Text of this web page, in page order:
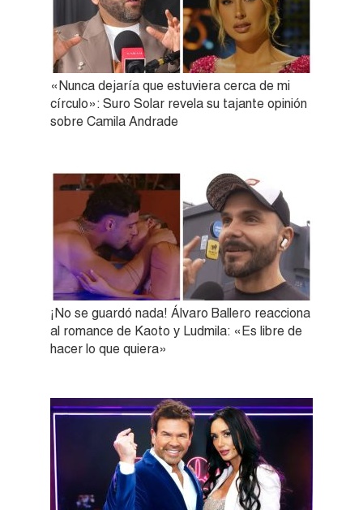
«Nunca dejaría que estuviera cerca de mi
círculo»: Suro Solar revela su tajante opinión
sobre Camila Andrade
¡No se guardó nada! Álvaro Ballero reacciona
al romance de Kaoto y Ludmila: «Es libre de
hacer lo que quiera»